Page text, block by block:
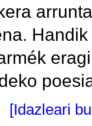
[Idazleari